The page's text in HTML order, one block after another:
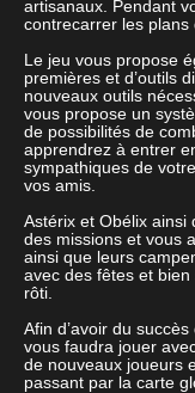
artisanaux. Pendant
contrecarrer les plans
Le jeu vous propose
premières et d’outils
nouveaux outils
vous propose un
de possibilités de
apprendrez à entrer
sympathiques de
vos amis.
Astérix et Obélix ainsi
des missions et vous
ainsi que leurs
avec des fêtes et
rôti.
Afin d’avoir du
vous faudra jouer
de nouveaux joueurs
passant par la carte